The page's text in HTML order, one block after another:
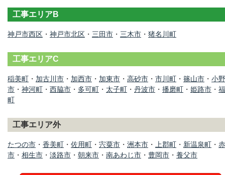
工事エリアB
神戸市西区 ・ 神戸市北区 ・ 三田市 ・ 三木市 ・ 猪名川町
工事エリアC
稲美町 ・ 加古川市 ・ 加西市 ・ 加東市 ・ 高砂市 ・ 市川町 ・ 篠山市 ・ 小野
市 ・ 神河町 ・ 西脇市 ・ 多可町 ・ 太子町 ・ 丹波市 ・ 播磨町 ・ 姫路市 ・
町
工事エリア外
たつの市 ・ 香美町 ・ 佐用町 ・ 宍粟市 ・ 洲本市 ・ 上郡町 ・ 新温泉町 ・
市 ・ 相生市 ・ 淡路市 ・ 朝来市 ・ 南あわじ市 ・ 豊岡市 ・ 養父市